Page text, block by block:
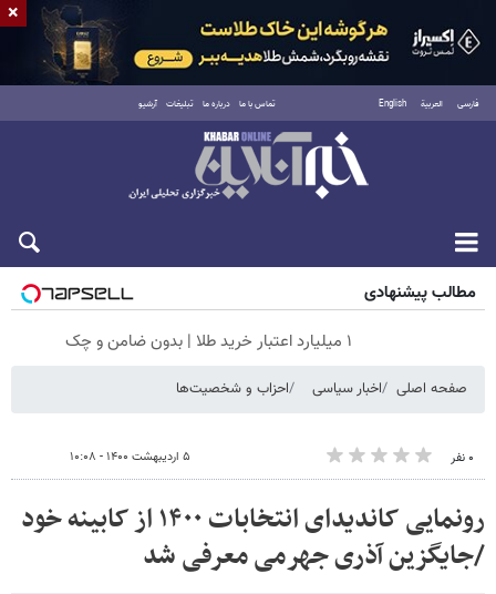
فارسی العربية English تماس با ما درباره ما تبلیغات آرشیو
شنبه ۱۷ مرداد ۱۴۰۵
مطالب پیشنهادی
۱ میلیارد اعتبار خرید طلا | بدون ضامن و چک
صفحه اصلی اخبار سیاسی احزاب و شخصیت‌ها
۰ نفر ۵ اردیبهشت ۱۴۰۰ - ۱۰:۰۸
رونمایی کاندیدای انتخابات ۱۴۰۰ از کابینه خود
/جایگزین آذری جهرمی معرفی شد
×